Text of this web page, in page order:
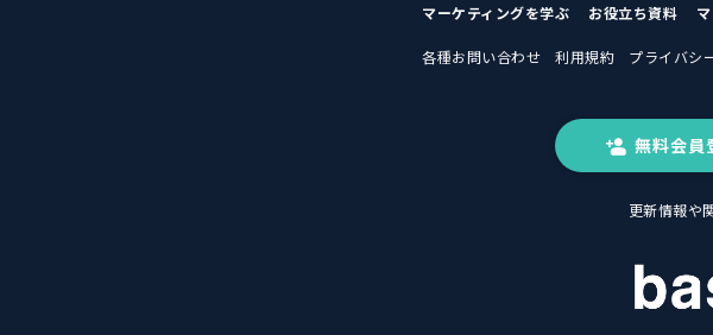
マーケティングを学ぶ お役立ち資料
各種お問い合わせ 利用規約 プライバシ
無料会員
更新情報や